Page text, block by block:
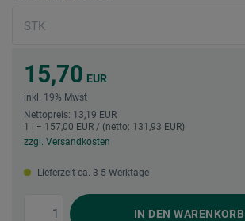
15,70 EUR
inkl. 19% Mwst
Nettopreis: 13,19 EUR
1 l = 157,00 EUR / (netto: 131,93 EUR)
zzgl. Versandkosten
Lieferzeit ca. 3-5 Werktage
IN DEN WARENKORB